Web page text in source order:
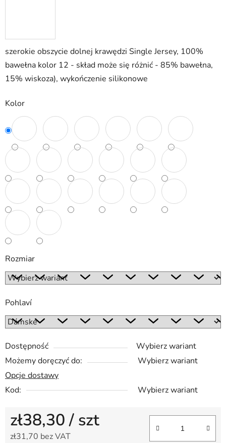
szerokie obszycie dolnej krawędzi Single Jersey, 100%
bawełna kolor 12 - skład może się różnić - 85% bawełna,
15% wiskoza), wykończenie silikonowe
Kolor
Rozmiar
Pohlaví
Dostępność
Wybierz wariant
Możemy doręczyć do:
Wybierz wariant
Opcje dostawy
Kod:
Wybierz wariant
zł38,30/ szt
zł31,70 bez VAT